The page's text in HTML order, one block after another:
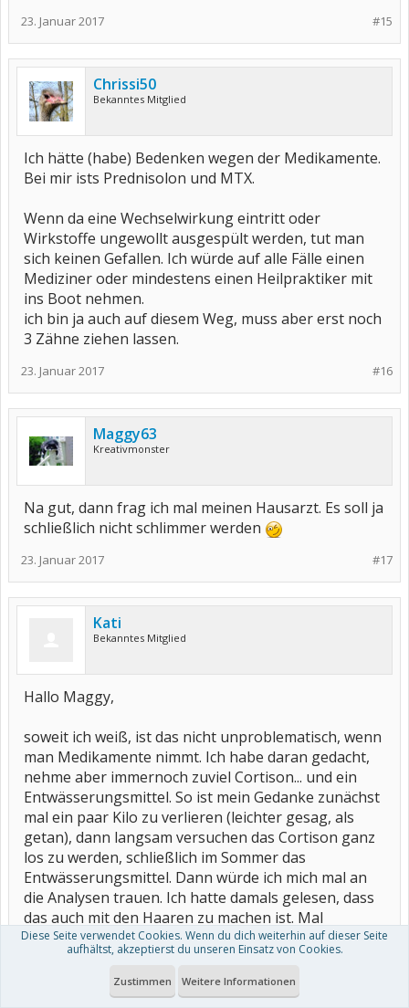
#15
23. Januar 2017
Chrissi50
Bekanntes Mitglied
Ich hätte (habe) Bedenken wegen der Medikamente.
Bei mir ists Prednisolon und MTX.
Wenn da eine Wechselwirkung eintritt oder
Wirkstoffe ungewollt ausgespült werden, tut man
sich keinen Gefallen. Ich würde auf alle Fälle einen
Mediziner oder mindestens einen Heilpraktiker mit
ins Boot nehmen.
ich bin ja auch auf diesem Weg, muss aber erst noch
3 Zähne ziehen lassen.
#16
23. Januar 2017
Maggy63
Kreativmonster
Na gut, dann frag ich mal meinen Hausarzt. Es soll ja
schließlich nicht schlimmer werden
#17
23. Januar 2017
Kati
Bekanntes Mitglied
Hallo Maggy,
soweit ich weiß, ist das nicht unproblematisch, wenn
man Medikamente nimmt. Ich habe daran gedacht,
nehme aber immernoch zuviel Cortison... und ein
Entwässerungsmittel. So ist mein Gedanke zunächst
mal ein paar Kilo zu verlieren (leichter gesag, als
getan), dann langsam versuchen das Cortison ganz
los zu werden, schließlich im Sommer das
Entwässerungsmittel. Dann würde ich mich mal an
die Analysen trauen. Ich hatte damals gelesen, dass
das auch mit den Haaren zu machen ist. Mal
schauen...
Im übrigen scheint es einem während der Chelation
schlechter zu gehen, weil das "böse Zeugs" dann
eben wieder im Umlauf ist. Ob das stimmt, ist wieder
Diese Seite verwendet Cookies. Wenn du dich weiterhin auf dieser Seite
aufhältst, akzeptierst du unseren Einsatz von Cookies.
Zustimmen Weitere Informationen